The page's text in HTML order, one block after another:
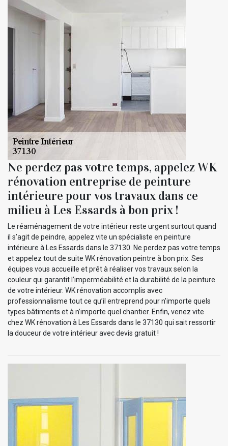
Ne perdez pas votre temps, appelez WK
rénovation entreprise de peinture
intérieure pour vos travaux dans ce
milieu à Les Essards à bon prix !
Le réaménagement de votre intérieur reste urgent surtout quand
il s’agit de peindre, appelez vite un spécialiste en peinture
intérieure à Les Essards dans le 37130. Ne perdez pas votre temps
et appelez tout de suite WK rénovation peintre à bon prix. Ses
équipes vous accueille et prêt à réaliser vos travaux selon la
couleur qui garantit l’imperméabilité et la durabilité de la peinture
de votre intérieur. WK rénovation accomplis avec
professionnalisme tout ce qu’il entreprend pour n’importe quels
types bâtiments et à n’importe quel chantier. Enfin, venez vite
chez WK rénovation à Les Essards dans le 37130 qui sait ressortir
la douceur de votre intérieur avec devis gratuit !